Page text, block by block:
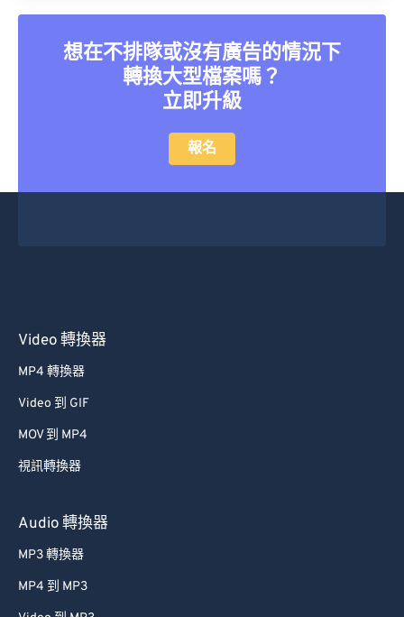
想在不排隊或沒有廣告的情況下
轉換大型檔案嗎？
立即升級
報名
Video 轉換器
MP4 轉換器
Video 到 GIF
MOV 到 MP4
視訊轉換器
Audio 轉換器
MP3 轉換器
MP4 到 MP3